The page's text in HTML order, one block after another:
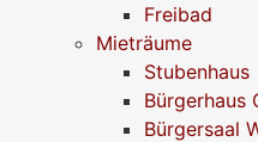
Freibad
Mieträume
Stubenhaus
Bürgerhaus
Bürgersaal